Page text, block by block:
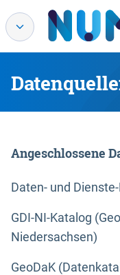
Angeschlossene
Daten- und
GDI-NI-Katalog
Niedersachsen)
GeoDaK